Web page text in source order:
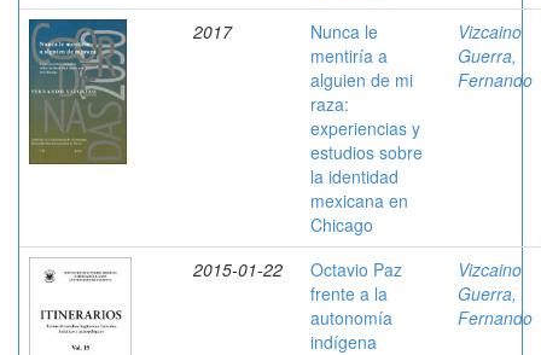
2017
Nunca le
mentiría a
alguien de mi
raza:
experiencias y
estudios sobre
la identidad
mexicana en
Chicago
Vizcaino
Guerra,
Fernando
2015-01-22
Octavio Paz
frente a la
autonomía
indígena
Vizcaino
Guerra,
Fernando